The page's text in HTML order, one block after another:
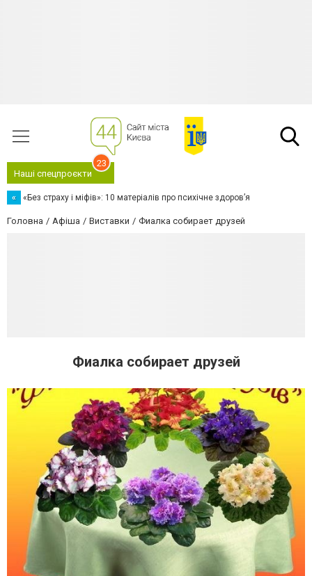
Наші спецпроєкти
23
« «Без страху і міфів»: 10 матеріалів про психічне здоров’я
Головна Афіша Виставки Фиалка собирает друзей
Фиалка собирает друзей